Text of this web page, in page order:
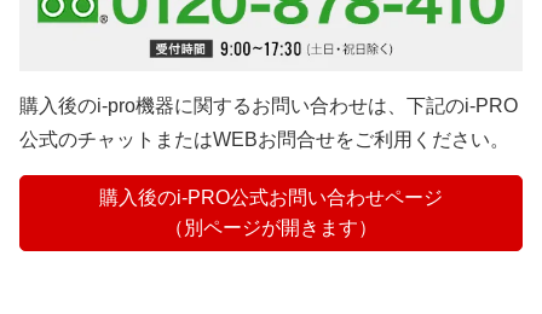
購入後のi-pro機器に関するお問い合わせは、下記のi-PRO
公式のチャットまたはWEBお問合せをご利用ください。
購入後のi-PRO公式お問い合わせページ
（別ページが開きます）